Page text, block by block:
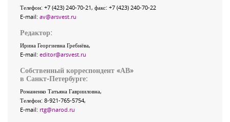
Телефон: +7 (423) 240-70-21, факс: +7 (423) 240-70-22
E-mail: av@arsvest.ru
Редактор:
Ирина Георгиевна Гребнёва,
E-mail: editor@arsvest.ru
Собственный корреспондент «АВ»
в Санкт-Петербурге:
Романенко Татьяна Гаврииловна,
Телефон: 8-921-765-5754,
E-mail: rtg@narod.ru